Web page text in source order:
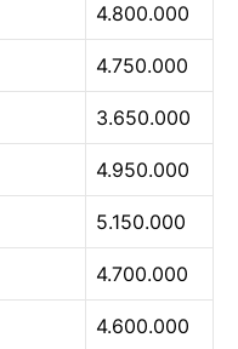
4.800.000
4.750.000
3.650.000
4.950.000
5.150.000
4.700.000
4.600.000